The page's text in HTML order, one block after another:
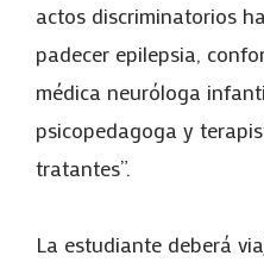
actos discriminatorios
padecer epilepsia,
médica neuróloga
psicopedagoga y
tratantes”.
La estudiante deberá